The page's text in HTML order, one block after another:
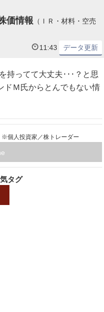
価情報 （ＩＲ・材料・空売
11:43 データ更新
持ってて大丈夫･･･？と思
ドＭ氏からとんでもない情
個人投資家／株トレーダー
タグ